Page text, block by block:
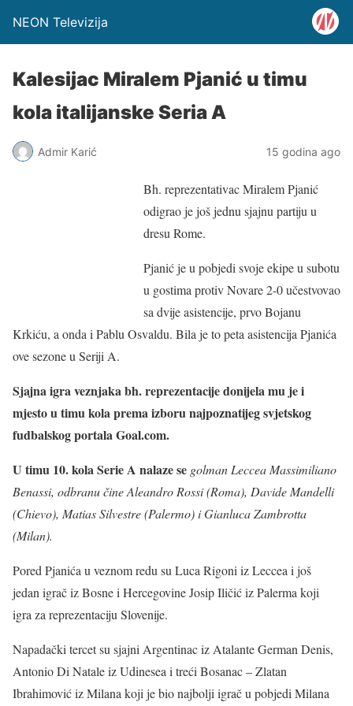
NEON Televizija
Kalesijac Miralem Pjanić u timu
kola italijanske Seria A
Admir Karić 15 godina ago
Bh. reprezentativac Miralem Pjanić
odigrao je još jednu sjajnu partiju u
dresu Rome.
Pjanić je u pobjedi svoje ekipe u subotu
u gostima protiv Novare 2-0 učestvovao
sa dvije asistencije, prvo Bojanu
Krkiću, a onda i Pablu Osvaldu. Bila je to peta asistencija Pjanića
ove sezone u Seriji A.
Sjajna igra veznjaka bh. reprezentacije donijela mu je i
mjesto u timu kola prema izboru najpoznatijeg svjetskog
fudbalskog portala Goal.com.
U timu 10. kola Serie A nalaze se golman Leccea Massimiliano
Benassi, odbranu čine Aleandro Rossi (Roma), Davide Mandelli
(Chievo), Matias Silvestre (Palermo) i Gianluca Zambrotta
(Milan).
Pored Pjanića u veznom redu su Luca Rigoni iz Leccea i još
jedan igrač iz Bosne i Hercegovine Josip Iličić iz Palerma koji
igra za reprezentaciju Slovenije.
Napadački tercet su sjajni Argentinac iz Atalante German Denis,
Antonio Di Natale iz Udinesea i treći Bosanac – Zlatan
Ibrahimović iz Milana koji je bio najbolji igrač u pobjedi Milana